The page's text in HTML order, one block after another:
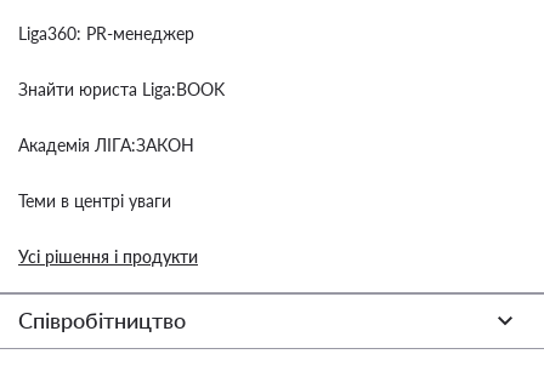
Liga360: PR-менеджер
Знайти юриста Liga:BOOK
Академія ЛІГА:ЗАКОН
Теми в центрі уваги
Усі рішення і продукти
Співробітництво